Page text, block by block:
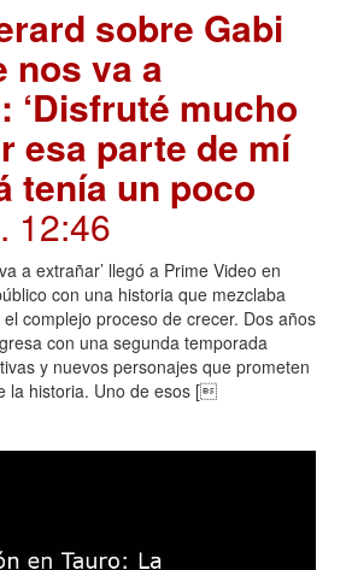
sobre Gabi
nos va a
‘Disfruté mucho
esa parte de mí
tenía un poco
. 12:46
a extrañar’ llegó a Prime Video en
con una historia que mezclaba
complejo proceso de crecer. Dos años
con una segunda temporada
y nuevos personajes que prometen
la historia. Uno de esos [